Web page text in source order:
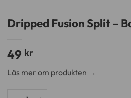
Dripped Fusion Split –
49 kr
Läs mer om produkten →